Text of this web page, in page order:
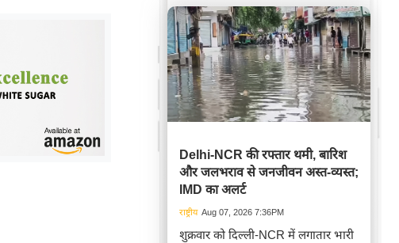
Delhi-NCR की रफ्तार थमी, बारिश
और जलभराव से जनजीवन अस्त-व्यस्त;
IMD का अलर्ट
राष्ट्रीय Aug 07, 2026 7:36PM
शुक्रवार को दिल्ली-NCR में लगातार भारी